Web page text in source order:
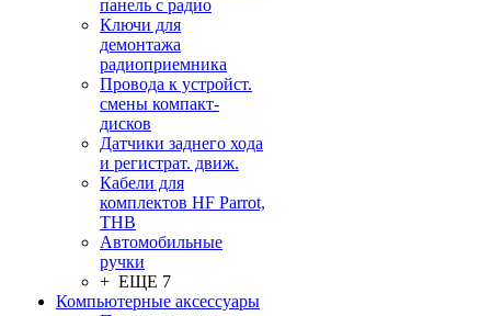
панель с радио
Ключи для
демонтажа
радиоприемника
Провода к устройст.
смены компакт-
дисков
Датчики заднего хода
и регистрат. движ.
Кабели для
комплектов HF Parrot,
THB
Автомобильные
ручки
+ ЕЩЕ 7
Компьютерные аксессуары